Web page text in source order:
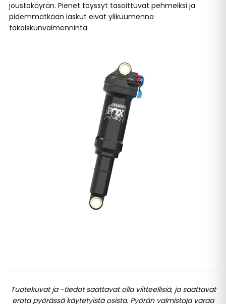
joustokäyrän. Pienet töyssyt tasoittuvat pehmeiksi ja
pidemmätkään laskut eivät ylikuumenna
takaiskunvaimenninta.
Tuotekuvat ja -tiedot saattavat olla viitteellisiä, ja saattavat
erota pyörässä käytetyistä osista. Pyörän valmistaja varaa